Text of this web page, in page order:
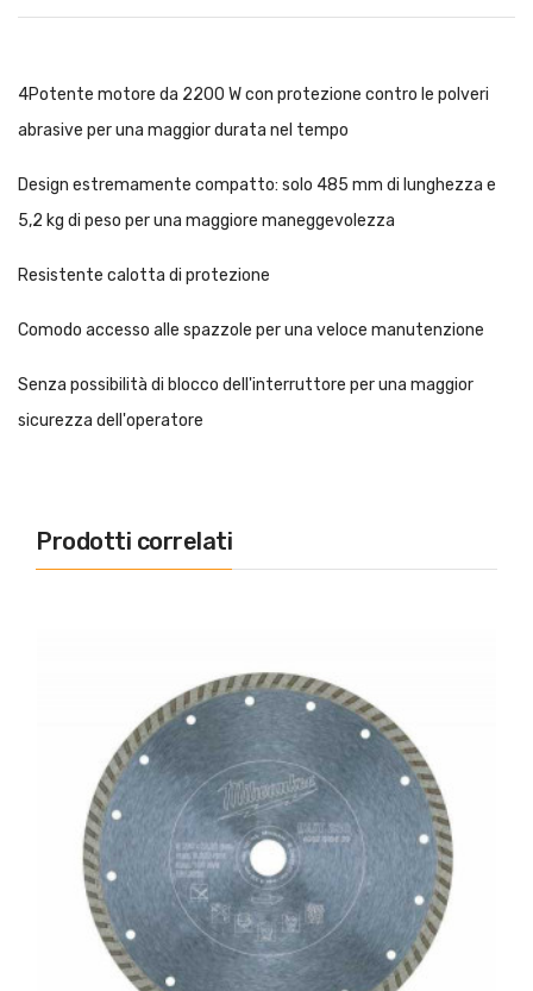
4Potente motore da 2200 W con protezione contro le polveri
abrasive per una maggior durata nel tempo
Design estremamente compatto: solo 485 mm di lunghezza e
5,2 kg di peso per una maggiore maneggevolezza
Resistente calotta di protezione
Comodo accesso alle spazzole per una veloce manutenzione
Senza possibilità di blocco dell'interruttore per una maggior
sicurezza dell'operatore
Prodotti correlati